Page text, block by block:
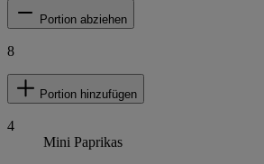
Portion abziehen
8
Portion hinzufügen
4
Mini Paprikas